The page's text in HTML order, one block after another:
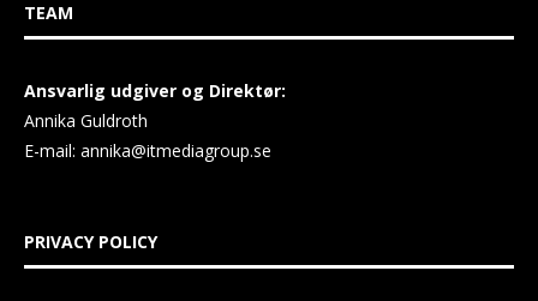
TEAM
Ansvarlig udgiver og Direktør:
Annika Guldroth
E-mail: annika@itmediagroup.se
PRIVACY POLICY